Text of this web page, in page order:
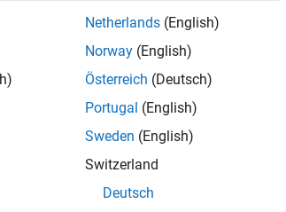
Parallel Server
Netherlands (English)
Norway (English)
Österreich (Deutsch)
Portugal (English)
Sweden (English)
Switzerland
Deutsch